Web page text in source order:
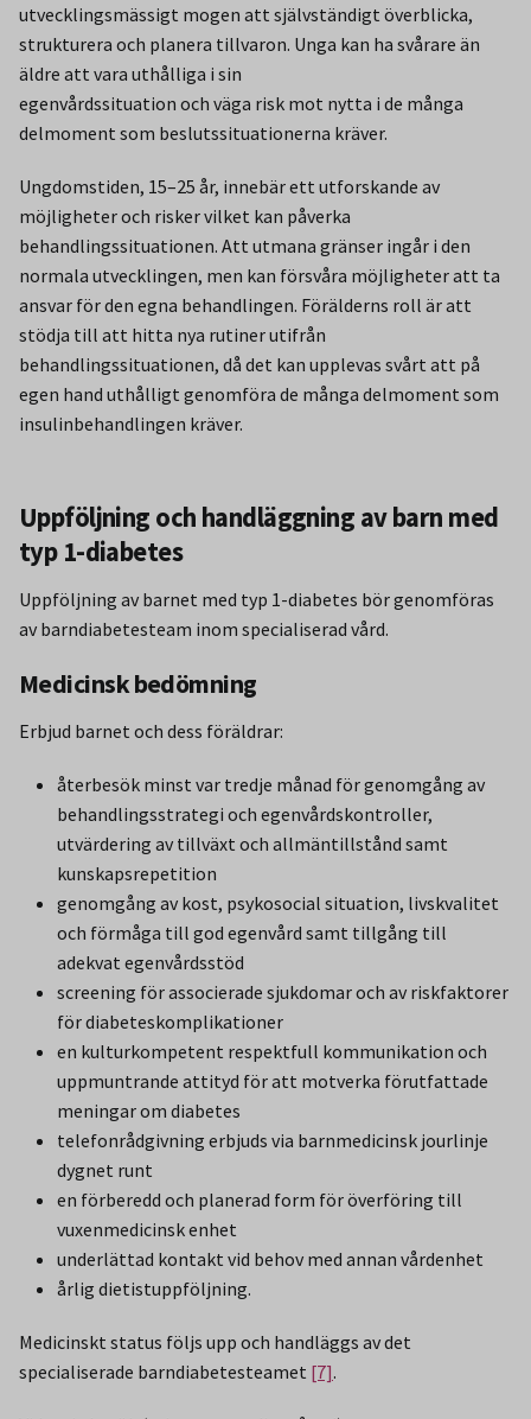
utvecklingsmässigt mogen att självständigt överblicka,
strukturera och planera tillvaron. Unga kan ha svårare än
äldre att vara uthålliga i sin
egenvårdssituation och väga risk mot nytta i de många
delmoment som beslutssituationerna kräver.
Ungdomstiden, 15–25 år, innebär ett utforskande av
möjligheter och risker vilket kan påverka
behandlingssituationen. Att utmana gränser ingår i den
normala utvecklingen, men kan försvåra möjligheter att ta
ansvar för den egna behandlingen. Förälderns roll är att
stödja till att hitta nya rutiner utifrån
behandlingssituationen, då det kan upplevas svårt att på
egen hand uthålligt genomföra de många delmoment som
insulinbehandlingen kräver.
Uppföljning och handläggning av barn med
typ 1-diabetes
Uppföljning av barnet med typ 1-diabetes bör genomföras
av barndiabetesteam inom specialiserad vård.
Medicinsk bedömning
Erbjud barnet och dess föräldrar:
återbesök minst var tredje månad för genomgång av
behandlingsstrategi och egenvårdskontroller,
utvärdering av tillväxt och allmäntillstånd samt
kunskapsrepetition
genomgång av kost, psykosocial situation, livskvalitet
och förmåga till god egenvård samt tillgång till
adekvat egenvårdsstöd
screening för associerade sjukdomar och av riskfaktorer
för diabeteskomplikationer
en kulturkompetent respektfull kommunikation och
uppmuntrande attityd för att motverka förutfattade
meningar om diabetes
telefonrådgivning erbjuds via barnmedicinsk jourlinje
dygnet runt
en förberedd och planerad form för överföring till
vuxenmedicinsk enhet
underlättad kontakt vid behov med annan vårdenhet
årlig dietistuppföljning.
Medicinskt status följs upp och handläggs av det
specialiserade barndiabetesteamet [7].